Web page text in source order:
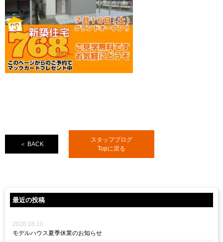
＜ BACK
スタッフブログ
Topに戻る
最近の投稿
2026.08.10
モデルハウス夏季休業のお知らせ